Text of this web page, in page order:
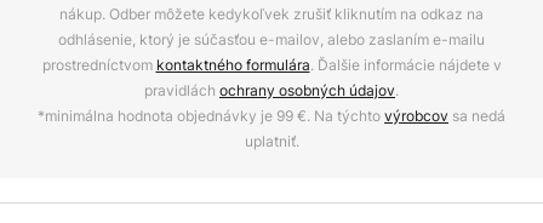
nákup. Odber môžete kedykoľvek zrušiť kliknutím na odkaz na
odhlásenie, ktorý je súčasťou e-mailov, alebo zaslaním e-mailu
prostredníctvom kontaktného formulára. Ďalšie informácie nájdete v
pravidlách ochrany osobných údajov.
*minimálna hodnota objednávky je 99 €. Na týchtovýrobcov sa nedá
uplatniť.